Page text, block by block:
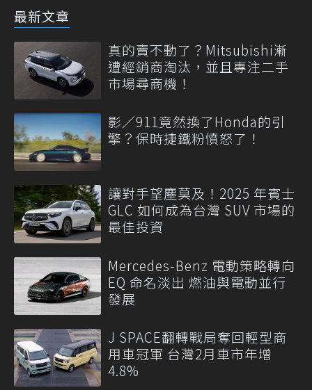
最新文章
真的賣不動了？Mitsubishi漸
遭經銷商淘汰，並且專注二手
市場尋商機！
影／911竟然換了Honda的引
擎？保時捷鐵粉憤怒了！
讓對手望塵莫及！2025 年賓士
GLC 如何成為台灣 SUV 市場的
最佳投資
Mercedes-Benz 電動策略轉向
EQ 命名淡出 燃油與電動並行
發展
J SPACE翻轉戰局奪回輕型商
用車冠軍 台灣2月車市年增
4.8%